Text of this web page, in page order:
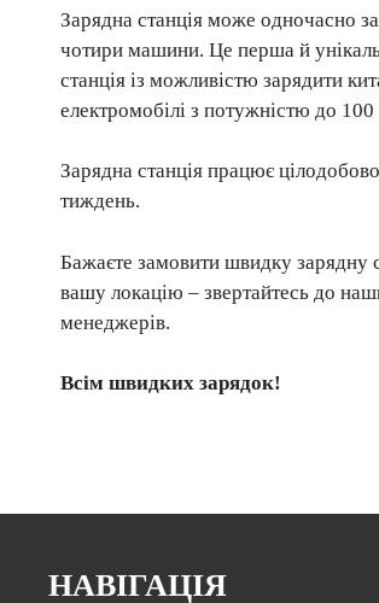
Зарядна станція може одночасно
чотири машини. Це перша й
станція із можливістю зарядити
електромобілі з потужністю до 100
Зарядна станція працює
тиждень.
Бажаєте замовити швидку зарядну
вашу локацію – звертайтесь до
менеджерів.
Всім швидких зарядок!
НАВІГАЦІЯ